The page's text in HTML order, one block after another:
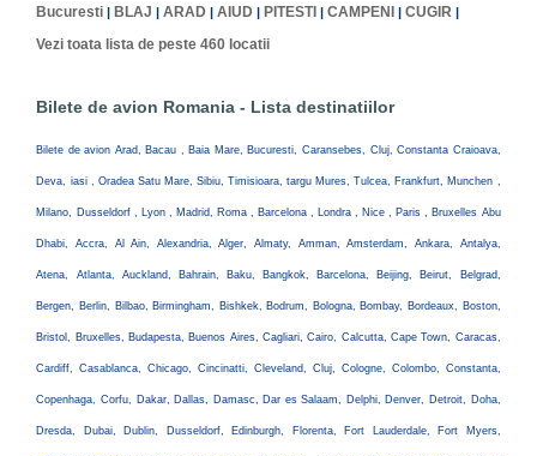
Bucuresti BLAJ |ARAD |AIUD PITESTI |CAMPENI |CUGIR
Vezi toata lista de peste 460 locatii
Bilete de avion Romania - Lista destinatiilor
Bilete de avion Arad, Bacau , Baia Mare, Bucuresti, Caransebes, Cluj, Constanta Craioava,
Deva, iasi , Oradea Satu Mare, Sibiu, Timisioara, targu Mures, Tulcea, Frankfurt, Munchen ,
Milano, Dusseldorf , Lyon , Madrid, Roma , Barcelona , Londra , Nice , Paris , Bruxelles Abu
Dhabi, Accra, Al Ain, Alexandria, Alger, Almaty, Amman, Amsterdam, Ankara, Antalya,
Atena, Atlanta, Auckland, Bahrain, Baku, Bangkok, Barcelona, Beijing, Beirut, Belgrad,
Bergen, Berlin, Bilbao, Birmingham, Bishkek, Bodrum, Bologna, Bombay, Bordeaux, Boston,
Bristol, Bruxelles, Budapesta, Buenos Aires, Cagliari, Cairo, Calcutta, Cape Town, Caracas,
Cardiff, Casablanca, Chicago, Cincinatti, Cleveland, Cluj, Cologne, Colombo, Constanta,
Copenhaga, Corfu, Dakar, Dallas, Damasc, Dar es Salaam, Delphi, Denver, Detroit, Doha,
Dresda, Dubai, Dublin, Dusseldorf, Edinburgh, Florenta, Fort Lauderdale, Fort Myers,